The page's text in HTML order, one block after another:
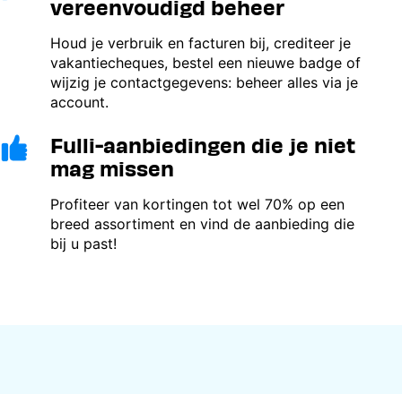
vereenvoudigd beheer
Houd je verbruik en facturen bij, crediteer je
vakantiecheques, bestel een nieuwe badge of
wijzig je contactgegevens: beheer alles via je
account.
Image
Fulli-aanbiedingen die je niet
mag missen
Profiteer van kortingen tot wel 70% op een
breed assortiment en vind de aanbieding die
bij u past!